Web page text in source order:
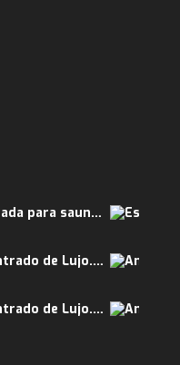
5L. ENVIO GRATUITO
Flor. ENVIO GRATUITO.
Tipo Bacarat Rouge 540